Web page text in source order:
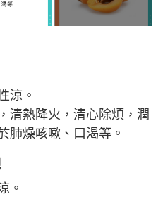
涼。
清熱降火，清心除煩，潤
肺燥咳嗽、口渴等。
。